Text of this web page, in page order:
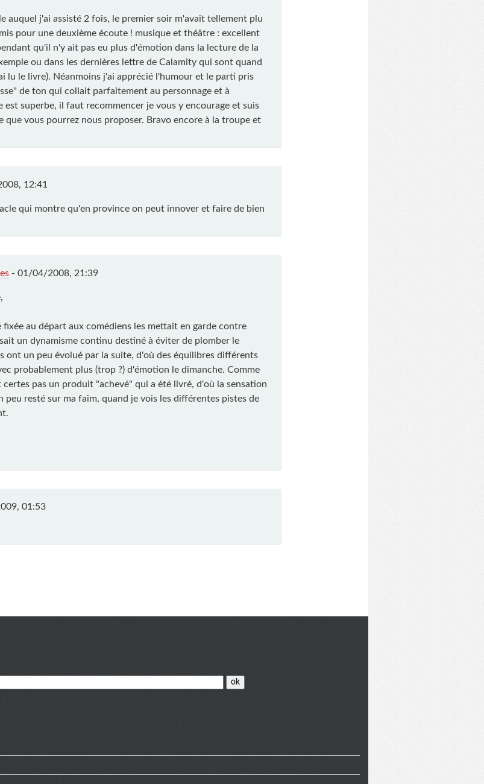
auquel j'ai assisté 2 fois, le premier soir m'avait tellement plu
pour une deuxième écoute ! musique et théâtre : excellent
qu'il n'y ait pas eu plus d'émotion dans la lecture de la
ou dans les dernières lettre de Calamity qui sont quand
lu le livre). Néanmoins j'ai apprécié l'humour et le parti pris
de ton qui collait parfaitement au personnage et à
est superbe, il faut recommencer je vous y encourage et suis
que vous pourrez nous proposer. Bravo encore à la troupe et
12:41
qui montre qu'en province on peut innover et faire de bien
- 01/04/2008, 21:39
fixée au départ aux comédiens les mettait en garde contre
un dynamisme continu destiné à éviter de plomber le
ont un peu évolué par la suite, d'où des équilibres différents
probablement plus (trop ?) d'émotion le dimanche. Comme
certes pas un produit "achevé" qui a été livré, d'où la sensation
peu resté sur ma faim, quand je vois les différentes pistes de
01:53